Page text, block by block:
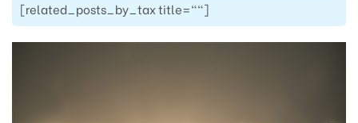
[related_posts_by_tax title=""]